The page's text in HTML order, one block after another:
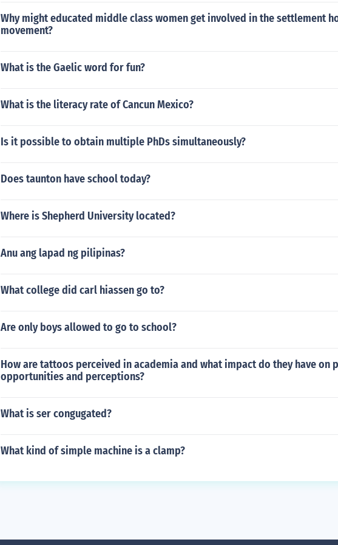
Why might educated middle class women get involved in the settlement
movement?
What is the Gaelic word for fun?
What is the literacy rate of Cancun Mexico?
Is it possible to obtain multiple PhDs simultaneously?
Does taunton have school today?
Where is Shepherd University located?
Anu ang lapad ng pilipinas?
What college did carl hiassen go to?
Are only boys allowed to go to school?
How are tattoos perceived in academia and what impact do they have on
opportunities and perceptions?
What is ser congugated?
What kind of simple machine is a clamp?